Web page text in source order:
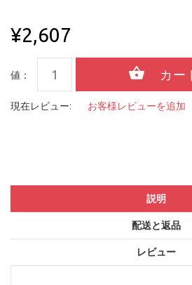
¥2,607
値：
現在レビュー: お客様レビューを追加
説明
配送と返品
レビュー